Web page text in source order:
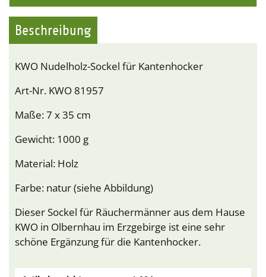
Beschreibung
KWO Nudelholz-Sockel für Kantenhocker
Art-Nr. KWO 81957
Maße: 7 x 35 cm
Gewicht: 1000 g
Material: Holz
Farbe: natur (siehe Abbildung)
Dieser Sockel für Räuchermänner aus dem Hause
KWO in Olbernhau im Erzgebirge ist eine sehr
schöne Ergänzung für die Kantenhocker.